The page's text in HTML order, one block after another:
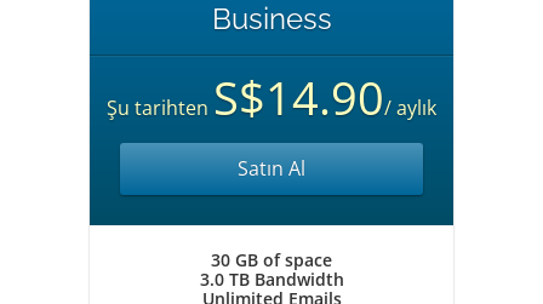
Business
Şu tarihten S$14.90/ aylık
Satın Al
30 GB of space
3.0 TB Bandwidth
Unlimited Emails